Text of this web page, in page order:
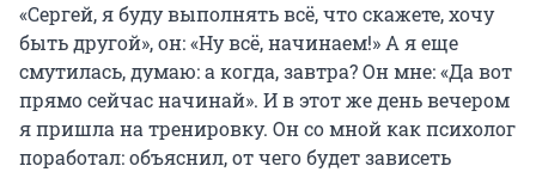
«Сергей, я буду выполнять всё, что скажете, хочу
быть другой», он: «Ну всё, начинаем!» А я еще
смутилась, думаю: а когда, завтра? Он мне: «Да вот
прямо сейчас начинай». И в этот же день вечером
я пришла на тренировку. Он со мной как психолог
поработал: объяснил, от чего будет зависеть